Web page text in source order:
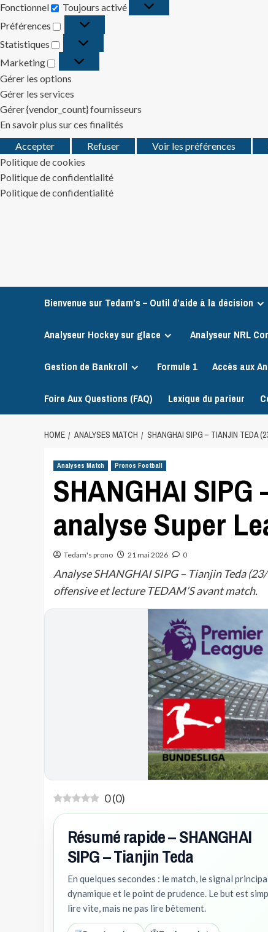
Fonctionnel
Fonctionnel
Toujours activé
Préférences
Préférences
Statistiques
Statistiques
Marketing
Marketing
Gérer les options
Gérer les services
Gérer {vendor_count} fournisseurs
En savoir plus sur ces finalités
Accepter
Refuser Voir les préférences
Politique de cookies
Politique de confidentialité
Politique de confidentialité
Bienvenue sur Tedam’s – Outil d’aide à la décision
Analyseur Hockey sur glace Analyseur NRL
Gestion de Bankroll Formule 1 Accès aux
Foire Aux Questions (FAQ) Lexique du parieur
HOME ANALYSES MATCH SHANGHAI SIPG – TIANJIN TEDA
Analyses Match Pronos Football
SHANGHAI
analyse Super
Tedam's prono 21 mai 2026 0
Analyse SHANGHAI SIPG – Tianjin Teda
offensive et lecture TEDAM’S avant match.
0(0)
Résumé rapide – SHANGHAI
SIPG – Tianjin Teda
En quelques secondes : le match, le signal
dynamique et le point de prudence. Le but est
lire vite, mais ne pas lire bêtement.